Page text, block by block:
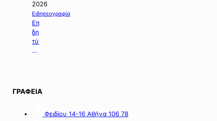
τη
χορήγηση
ενίσχυσης
σε
επιχειρήσεις
της
Σαμοθράκης».
2026
Ειδησεογραφία
Επιλογή
δημοσιευμάτων
τύπου
της
ΓΡΑΦΕΙΑ
Φειδίου 14-16 Αθήνα 106 78